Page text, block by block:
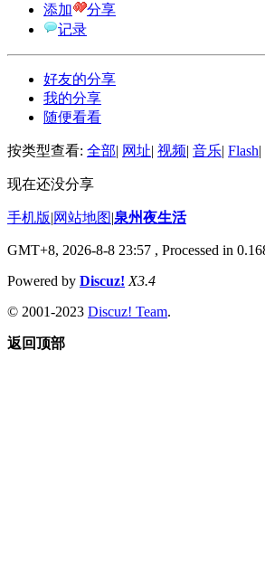
添加
分享
记录
好友的分享
我的分享
随便看看
按类型查看: 全部| 网址| 视频| 音乐| Flash|
现在还没分享
手机版|网站地图|泉州夜生活
GMT+8, 2026-8-8 23:57 , Processed in
Powered by Discuz! X3.4
© 2001-2023 Discuz! Team.
返回顶部